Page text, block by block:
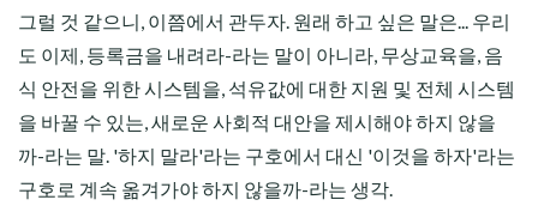
그럴 것 같으니, 이쯤에서 관두자. 원래 하고 싶은 말은... 우리
도 이제, 등록금을 내려라-라는 말이 아니라, 무상교육을, 음
식 안전을 위한 시스템을, 석유값에 대한 지원 및 전체 시스템
을 바꿀 수 있는, 새로운 사회적 대안을 제시해야 하지 않을
까-라는 말. '하지 말라'라는 구호에서 대신 '이것을 하자'라는
구호로 계속 옮겨가야 하지 않을까-라는 생각.